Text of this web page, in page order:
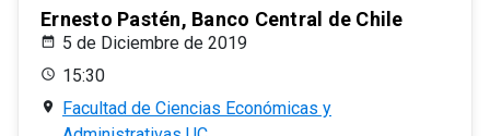
Ernesto Pastén, Banco Central de Chile
5 de Diciembre de 2019
15:30
Facultad de Ciencias Económicas y